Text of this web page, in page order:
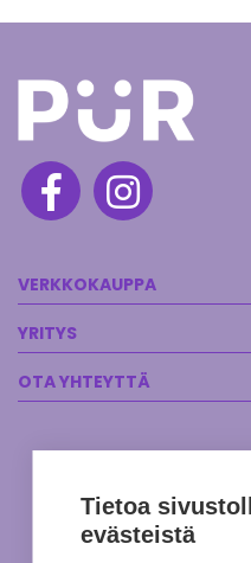
VERKKOKAUPPA
YRITYS
OTA YHTEYTTÄ
Tietoa
evästeistä